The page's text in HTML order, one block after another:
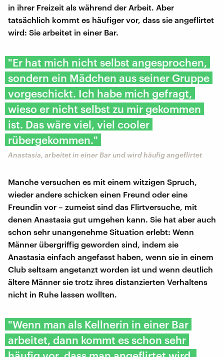
in ihrer Freizeit als während der Arbeit. Aber
tatsächlich kommt es häufiger vor, dass sie angeflirtet
wird: Sie arbeitet in einer Bar.
"Er hat mich nicht selbst angesprochen,
sondern ein Mädchen aus seiner Gruppe
vorgeschickt. Ich habe mich gefragt,
wieso er nicht selbst zu mir gekommen
ist. Das wäre viel, viel cooler
rübergekommen."
Anastasia, arbeitet in einer Bar und wird häufig angeflirtet
Manche versuchen es mit einem witzigen Spruch,
wieder andere schicken einen Freund oder eine
Freundin vor – zumeist sind das Flirtversuche, mit
denen Anastasia gut umgehen kann. Sie hat aber auch
schon sehr unangenehme Situation erlebt: Wenn
Männer übergriffig geworden sind, indem sie
Anastasia einfach angefasst haben, wenn sie in einem
Club seltsam angetanzt worden ist und wenn deutlich
ältere Männer sie trotz ihres distanzierten Verhaltens
nicht in Ruhe lassen wollten.
"Wenn man als Kellnerin in einer Bar
arbeitet, dann kommt es schon sehr